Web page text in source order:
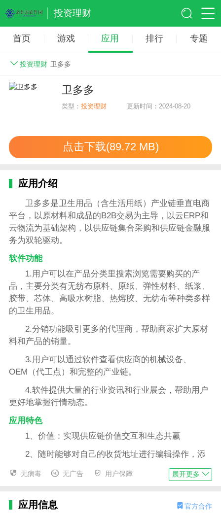
投资理财
首页 游戏 应用 排行 专题
投资理财 卫多多
卫多多
类型：投资理财 更新时间：2024-08-20
点击下载(89.72 MB)
应用介绍
卫多多是卫生用品（含生活用纸）产业链垂直电商
平台，以原材料和成品的B2B交易为主导，以云ERP和
云物流为基础架构，以供应链集合采购和供应链金融服
务为双轮驱动。
软件功能
1.用户可以在产品分类里搜索浏览需要购买的产
品，主要分类有无纺布原料、原纸、弹性材料、纸浆、
胶带、芯体、高吸水树脂、热熔胶、无纺布等种类多样
的卫生用品。
2.分销功能吸引更多的代理商，帮助商家扩大原材
料和产品的销量。
3.用户可以通过软件查看供应商的机械设备、
OEM（代工点）和完整的产业链。
4.软件提供大量的行业资讯和行业展会，帮助用户
更好地掌握行情动态。
应用特色
1、价值：实现供应链价值交互和生态共赢
2、随时能够对自己的收货地址进行编辑操作，添
4、用户在购买产品钱可以领取优惠券，让你方便
无病毒 无广告 用户保障 展开更多
应用信息 官方合作